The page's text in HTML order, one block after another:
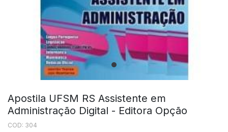
Apostila UFSM RS Assistente em
Administração Digital - Editora Opção
COD: 304